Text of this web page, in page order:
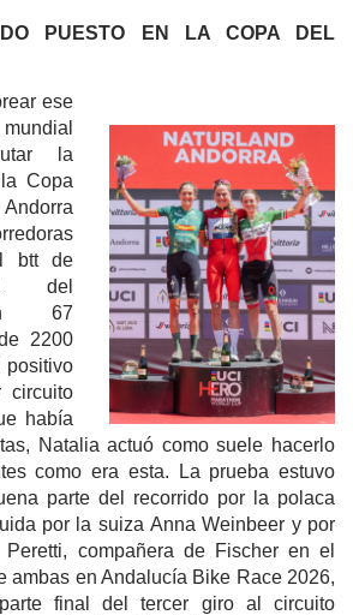
PUESTO EN LA COPA DEL
ese
la
Copa
btt de
del
67
2200
positivo
circuito
había
Natalia actuó como suele hacerlo
como era esta. La prueba estuvo
parte del recorrido por la polaca
por la suiza Anna Weinbeer y por
compañera de Fischer en el
ambas en Andalucía Bike Race 2026,
final del tercer giro al circuito